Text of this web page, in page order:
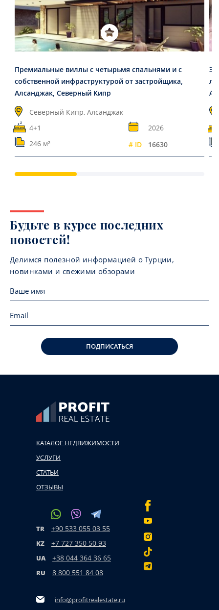
Премиальные виллы с четырьмя спальнями и с
собственной инфраструктурой от застройщика,
Алсанджак, Северный Кипр
Северный Кипр, Алсанджак
4+1
2026
246 м²
# ID 16630
Будьте в курсе последних
новостей!
Делимся полезной информацией о Турции,
новинками и свежими обзорами
ПОДПИСАТЬСЯ
КАТАЛОГ НЕДВИЖИМОСТИ
УСЛУГИ
СТАТЬИ
ОТЗЫВЫ
TR +90 533 055 03 55
KZ +7 727 350 50 93
UA +38 044 364 36 65
RU 8 800 551 84 08
info@profitrealestate.ru